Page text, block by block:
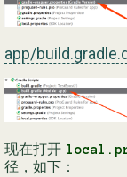
app/
现在打开
径，如下：